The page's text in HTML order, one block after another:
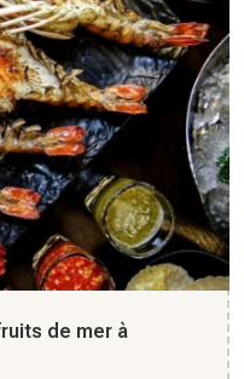
de mer à